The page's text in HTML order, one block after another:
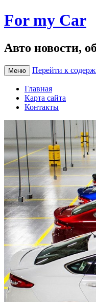
For my Car
Авто новости,
Меню Перейти к
Главная
Карта сайта
Контакты